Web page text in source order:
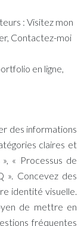
: Visitez mon
Contactez-moi
en ligne,
des informations
claires et
« Processus de
». Concevez des
identité visuelle.
de mettre en
fréquentes